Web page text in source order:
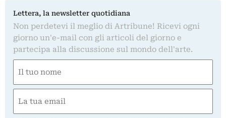
Lettera, la newsletter quotidiana
Non perdetevi il meglio di Artribune! Ricevi ogni
giorno un'e-mail con gli articoli del giorno e
partecipa alla discussione sul mondo dell'arte.
(Required)
First
(Required)